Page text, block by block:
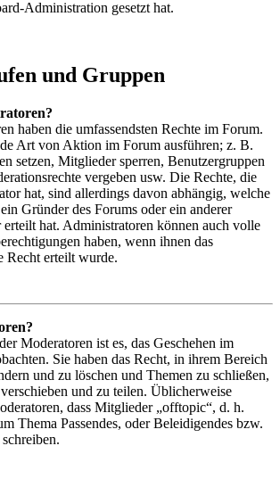
Administration gesetzt hat.
und Gruppen
haben die umfassendsten Rechte im Forum.
Art von Aktion im Forum ausführen; z. B.
setzen, Mitglieder sperren, Benutzergruppen
vergeben usw. Die Rechte, die
hat, sind allerdings davon abhängig, welche
Gründer des Forums oder ein anderer
hat. Administratoren können auch volle
haben, wenn ihnen das
Recht erteilt wurde.
Moderatoren ist es, das Geschehen im
Sie haben das Recht, in ihrem Bereich
und zu löschen und Themen zu schließen,
und zu teilen. Üblicherweise
dass Mitglieder „offtopic“, d. h.
Thema Passendes, oder Beleidigendes bzw.